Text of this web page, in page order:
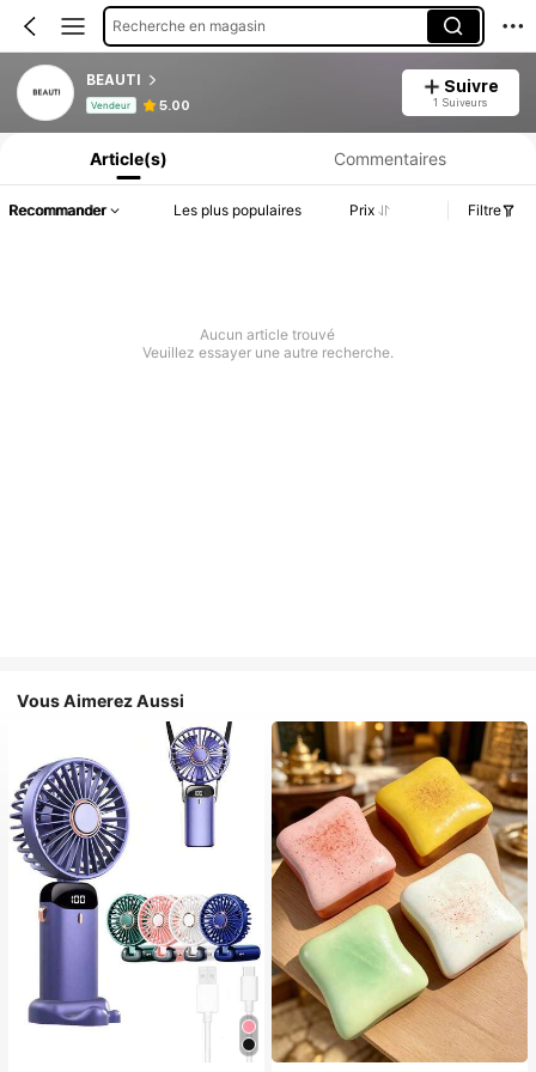
Recherche en magasin
BEAUTI
Vendeur 5.00
Suivre
1 Suiveurs
Informations produit : Divulgation des prix, détails sur les ventes et le stock.
Article(s) Commentaires
Recommander Les plus populaires Prix Filtre
Aucun article trouvé
Veuillez essayer une autre recherche.
Vous Aimerez Aussi